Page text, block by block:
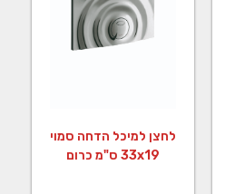
לחצן למיכל הדחה סמוי
x19‏33 ס"מ כרום